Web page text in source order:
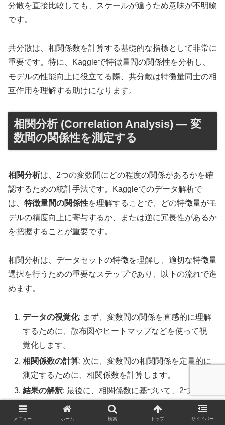
分散を直接比較しても、スケールが違うため意味が不明瞭
です。
共分散は、相関係数を計算する基礎的な指標として非常に
重要です。特に、Kaggleで特徴量間の関係性を分析し、
モデルの性能向上に役立てる際、共分散は特徴量同士の相
互作用を理解する助けになります。
相関分析 (Correlation Analysis) — 変
数間の関係性を測定する
相関分析は、2つの変数間にどの程度の関係があるかを確
認するための統計手法です。Kaggleでのデータ解析で
は、 特徴量間の関係性を理解することで、どの特徴量がモ
デルの精度向上に寄与するか、または逆に冗長性があるか
を把握することが重要です。
相関分析は、データセットの特徴を理解し、適切な特徴量
選択を行うための重要なステップであり、以下の流れで進
めます。
データの視覚化: まず、変数間の関係を直感的に理解
するために、散布図やヒートマップなどを使って視
覚化します。
相関係数の計算: 次に、変数間の相関関係を定量的に
測定するために、相関係数を計算します。
結果の解釈: 最後に、相関係数に基づいて、2つの変
数がどの程度強く関連しているかを判断します。
メニュー ホーム 検索 トップ サイドバー